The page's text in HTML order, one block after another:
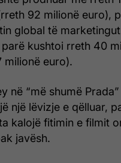
92 milionë euro),
global të
kushtoi rreth 40
milionë euro).
në “më shumë
një lëvizje e qëlluar,
kalojë fitimin e filmit
javësh.